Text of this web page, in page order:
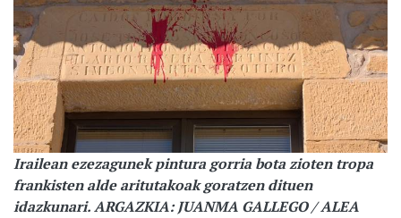
Irailean ezezagunek pintura gorria bota zioten tropa
frankisten alde aritutakoak goratzen dituen
idazkunari. ARGAZKIA: JUANMA GALLEGO / ALEA